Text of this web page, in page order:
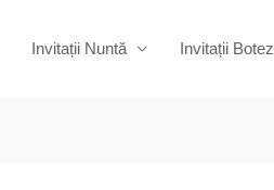
Invitații Nuntă Invitații Botez